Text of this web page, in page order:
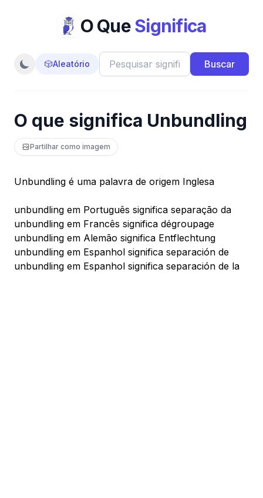
O QueSignifica
🎲Aleatório Buscar
O que significa Unbundling
Partilhar como imagem
Unbundling é uma palavra de origem Inglesa
unbundling em Português significa separação da
unbundling em Francês significa dégroupage
unbundling em Alemão significa Entflechtung
unbundling em Espanhol significa separación de
unbundling em Espanhol significa separación de la